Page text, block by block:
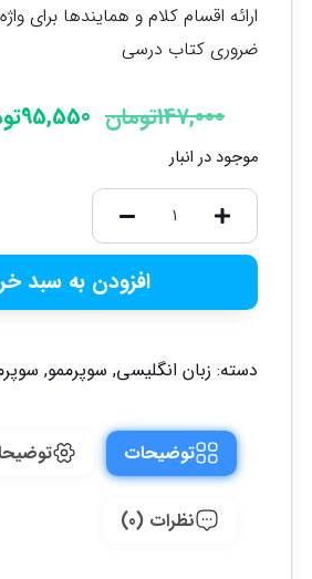
ارائه اقسام کلام و همایندها برای
ضروری کتاب درسی
147,000تومان 95,550
موجود در انبار
افزودن به سبد
دسته: زبان انگلیسی, سوپرممو,
توضیحات
نظرات (0)